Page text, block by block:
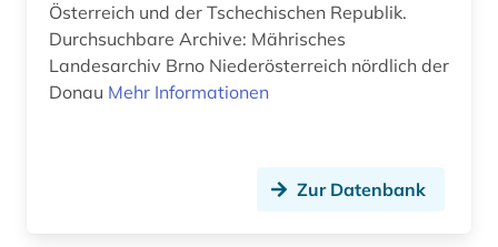
Österreich und der Tschechischen Republik.
Durchsuchbare Archive: Mährisches
Landesarchiv Brno Niederösterreich nördlich der
Donau Mehr Informationen
Zur Datenbank